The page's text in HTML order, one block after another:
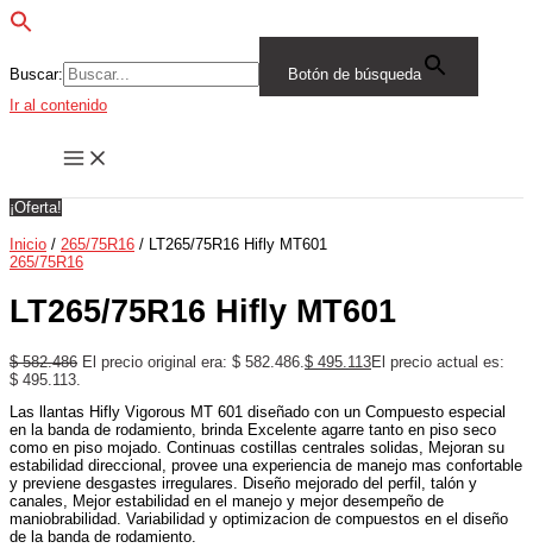
Buscar:
Botón de búsqueda
Ir al contenido
¡Oferta!
Inicio / 265/75R16 / LT265/75R16 Hifly MT601
265/75R16
LT265/75R16 Hifly MT601
$582.486 El precio original era: $ 582.486. $ 495.113El precio actual es:
$ 495.113.
Las llantas Hifly Vigorous MT 601 diseñado con un Compuesto especial
en la banda de rodamiento, brinda Excelente agarre tanto en piso seco
como en piso mojado. Continuas costillas centrales solidas, Mejoran su
estabilidad direccional, provee una experiencia de manejo mas confortable
y previene desgastes irregulares. Diseño mejorado del perfil, talón y
canales, Mejor estabilidad en el manejo y mejor desempeño de
maniobrabilidad. Variabilidad y optimizacion de compuestos en el diseño
de la banda de rodamiento.